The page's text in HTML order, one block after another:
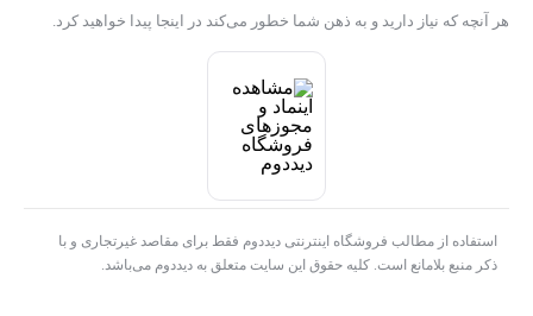
هر آنچه که نیاز دارید و به ذهن شما خطور می‌کند در اینجا پیدا خواهید کرد.
استفاده از مطالب فروشگاه اینترنتی دیددوم فقط برای مقاصد غیرتجاری و با
ذکر منبع بلامانع است. کلیه حقوق این سایت متعلق به دیددوم می‌باشد.